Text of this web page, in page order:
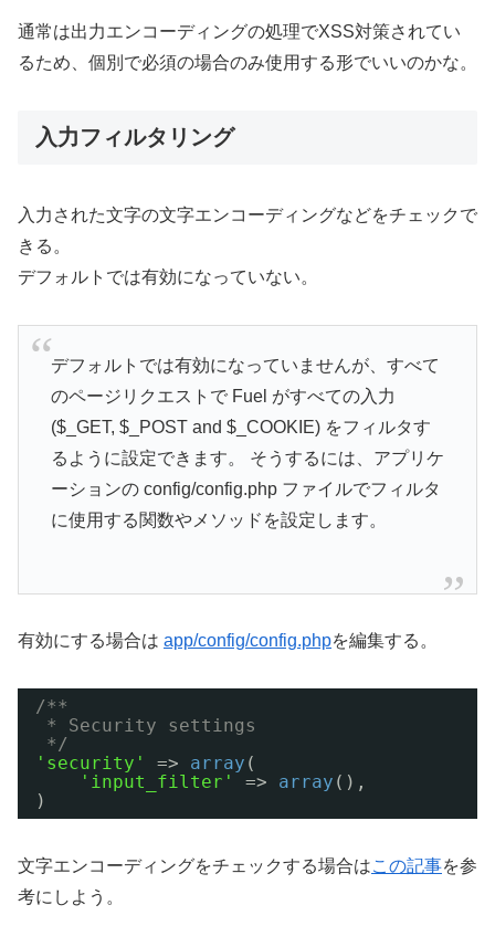
通常は出力エンコーディングの処理でXSS対策されてい
るため、個別で必須の場合のみ使用する形でいいのかな。
入力フィルタリング
入力された文字の文字エンコーディングなどをチェックで
きる。
デフォルトでは有効になっていない。
デフォルトでは有効になっていませんが、すべて
のページリクエストで Fuel がすべての入力
($_GET, $_POST and $_COOKIE) をフィルタす
るように設定できます。 そうするには、アプリケ
ーションの config/config.php ファイルでフィルタ
に使用する関数やメソッドを設定します。
有効にする場合は app/config/config.phpを編集する。
/**
* Security settings
*/
'security'
=> array (
'input_filter'
=> array (),
)
文字エンコーディングをチェックする場合はこの記事を参
考にしよう。